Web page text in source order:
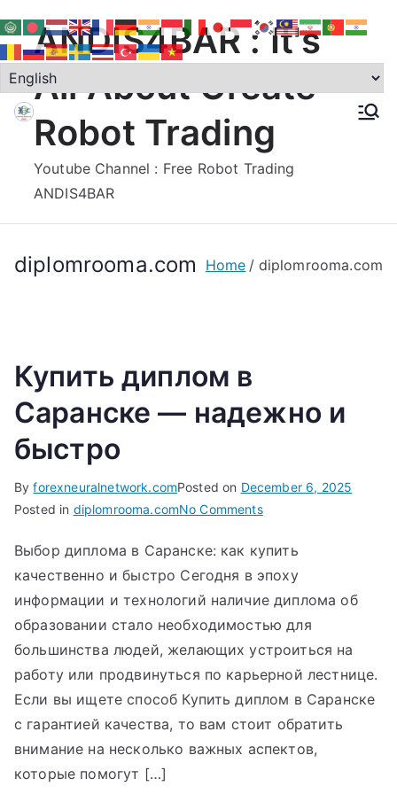
to
contentANDIS4BAR : It's
All About Create
Robot Trading
Youtube Channel : Free Robot Trading
ANDIS4BAR
diplomrooma.com Home diplomrooma.com
Купить диплом в
Саранске — надежно и
быстро
Byforexneuralnetwork.comPosted on December 6, 2025
Posted in diplomrooma.comNo Commentson
диплом
в
Саранске
—
быстро
Выбор диплома в Саранске: как купить
качественно и быстро Сегодня в эпоху
информации и технологий наличие диплома об
образовании стало необходимостью для
большинства людей, желающих устроиться на
работу или продвинуться по карьерной лестнице.
Если вы ищете способ Купить диплом в Саранске
с гарантией качества, то вам стоит обратить
внимание на несколько важных аспектов,
которые помогут […]